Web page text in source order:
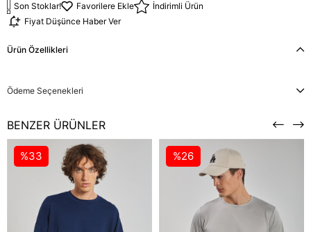
Son Stoklar! Favorilere Ekle
İndirimli Ürün
Fiyat Düşünce Haber Ver
Ürün Özellikleri
Ödeme Seçenekleri
BENZER ÜRÜNLER
%33 %26